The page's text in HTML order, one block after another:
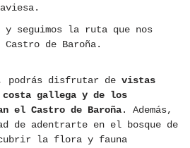
y seguimos la ruta que nos
de Baroña.
podrás disfrutar de vistas
costa gallega y de los
el Castro de Baroña. Además,
de adentrarte en el bosque de
la flora y fauna